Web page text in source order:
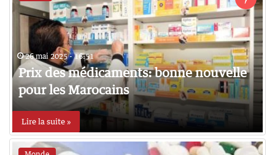
26 mai 2025 - 16:51
Prix des médicaments: bonne nouvelle
pour les Marocains
Lire la suite »